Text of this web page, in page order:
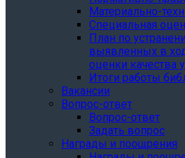
Материально-
Специальная
План по
выявленных в
оценки качества
Итоги работы
Вакансии
Вопрос-ответ
Вопрос-ответ
Задать вопрос
Награды и поощрения